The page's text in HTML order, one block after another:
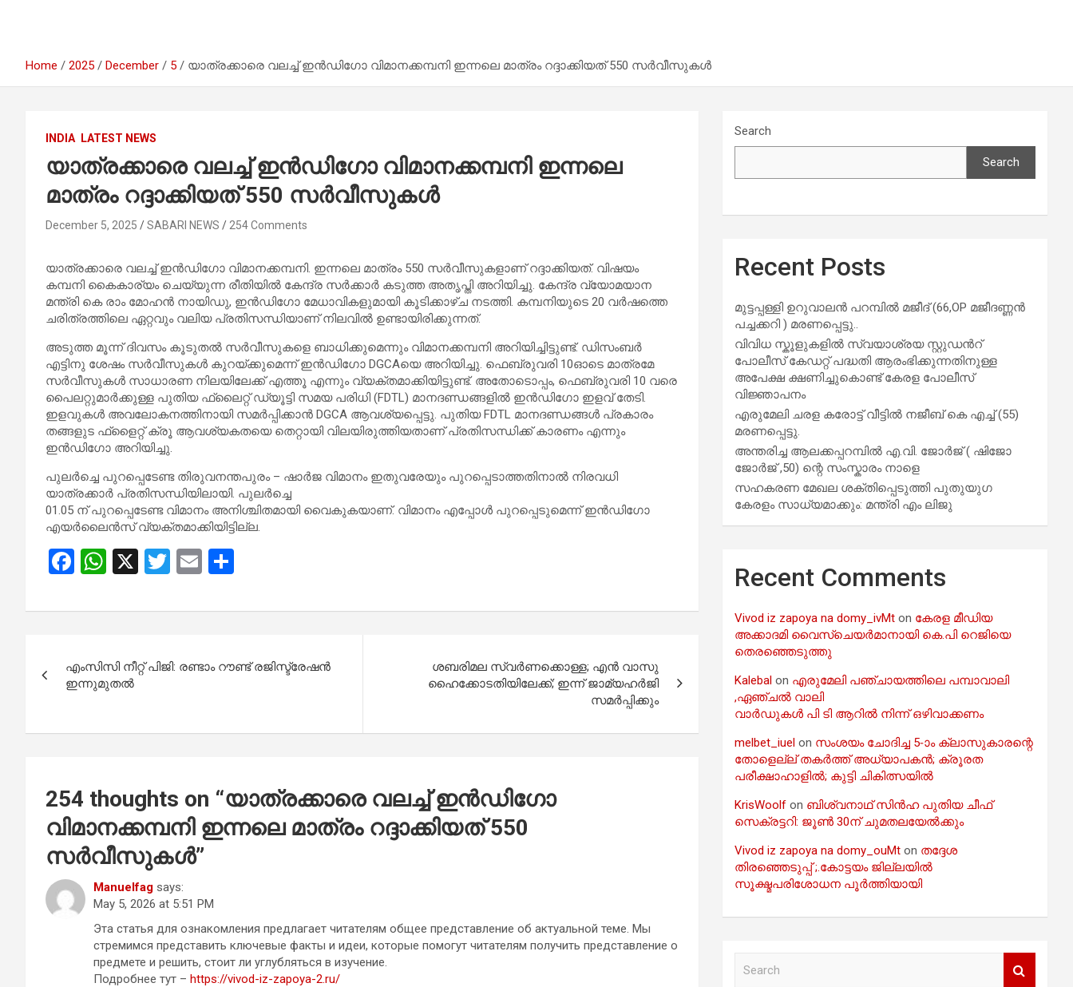
Home 2025 December 5 യാത്രക്കാരെ വലച്ച് ഇന്‍ഡിഗോ വിമാനക്കമ്പനി ഇന്നലെ മാത്രം റദ്ദാക്കിയത് 550 സര്‍വീസുകള്‍
INDIA LATEST NEWS
യാത്രക്കാരെ വലച്ച് ഇന്‍ഡിഗോ വിമാനക്കമ്പനി ഇന്നലെ
മാത്രം റദ്ദാക്കിയത് 550 സര്‍വീസുകള്‍
December 5, 2025 SABARI NEWS 254 Comments
യാത്രക്കാരെ വലച്ച് ഇന്‍ഡിഗോ വിമാനക്കമ്പനി. ഇന്നലെ മാത്രം 550 സര്‍വീസുകളാണ് റദ്ദാക്കിയത്. വിഷയം
കമ്പനി കൈകാര്യം ചെയ്യുന്ന രീതിയില്‍ കേന്ദ്ര സര്‍ക്കാര്‍ കടുത്ത അതൃപ്തി അറിയിച്ചു. കേന്ദ്ര വ്യോമയാന
മന്ത്രി കെ രാം മോഹന്‍ നായിഡു, ഇന്‍ഡിഗോ മേധാവികളുമായി കൂടിക്കാഴ്ച നടത്തി. കമ്പനിയുടെ 20 വര്‍ഷത്തെ
ചരിത്രത്തിലെ ഏറ്റവും വലിയ പ്രതിസന്ധിയാണ് നിലവില്‍ ഉണ്ടായിരിക്കുന്നത്.
അടുത്ത മൂന്ന് ദിവസം കൂടുതല്‍ സര്‍വീസുകളെ ബാധിക്കുമെന്നും വിമാനക്കമ്പനി അറിയിച്ചിട്ടുണ്ട്. ഡിസംബര്‍
എട്ടിനു ശേഷം സര്‍വീസുകള്‍ കുറയ്ക്കുമെന്ന് ഇന്‍ഡിഗോ DGCAയെ അറിയിച്ചു. ഫെബ്രുവരി 10ഓടെ മാത്രമേ
സര്‍വീസുകള്‍ സാധാരണ നിലയിലേക്ക് എത്തൂ എന്നും വ്യക്തമാക്കിയിട്ടുണ്ട്. അതോടൊപ്പം, ഫെബ്രുവരി 10 വരെ
പൈലറ്റുമാര്‍ക്കുള്ള പുതിയ ഫ്‌ലൈറ്റ് ഡ്യൂട്ടി സമയ പരിധി (FDTL) മാനദണ്ഡങ്ങളില്‍ ഇന്‍ഡിഗോ ഇളവ് തേടി.
ഇളവുകള്‍ അവലോകനത്തിനായി സമര്‍പ്പിക്കാന്‍ DGCA ആവശ്യപ്പെട്ടു. പുതിയ FDTL മാനദണ്ഡങ്ങള്‍ പ്രകാരം
തങ്ങളുട ഫ്‌ളൈറ്റ് ക്രൂ ആവശ്യകതയെ തെറ്റായി വിലയിരുത്തിയതാണ് പ്രതിസന്ധിക്ക് കാരണം എന്നും
ഇന്‍ഡിഗോ അറിയിച്ചു.
പുലര്‍ച്ചെ പുറപ്പെടേണ്ട തിരുവനന്തപുരം – ഷാര്‍ജ വിമാനം ഇതുവരേയും പുറപ്പെടാത്തതിനാല്‍ നിരവധി
യാത്രക്കാര്‍ പ്രതിസന്ധിയിലായി. പുലര്‍ച്ചെ
01.05 ന് പുറപ്പെടേണ്ട വിമാനം അനിശ്ചിതമായി വൈകുകയാണ്. വിമാനം എപ്പോള്‍ പുറപ്പെടുമെന്ന് ഇന്‍ഡിഗോ
എയര്‍ലൈന്‍സ് വ്യക്തമാക്കിയിട്ടില്ല.
F
ce
o
o
W
at
A
p
X
T
tt
E
ail ar
navigation
എംസിസി നീറ്റ് പിജി: രണ്ടാം റൗണ്ട് രജിസ്ട്രേഷൻ
ഇന്നുമുതൽ
ശബരിമല സ്വര്‍ണക്കൊള്ള; എന്‍ വാസു
ഹൈക്കോടതിയിലേക്ക്; ഇന്ന് ജാമ്യഹര്‍ജി
സമര്‍പ്പിക്കും
254 thoughts on “യാത്രക്കാരെ വലച്ച് ഇന്‍ഡിഗോ
വിമാനക്കമ്പനി ഇന്നലെ മാത്രം റദ്ദാക്കിയത് 550
സര്‍വീസുകള്‍”
Manuelfag says:
May 5, 2026 at 5:51 PM
Эта статья для ознакомления предлагает читателям общее представление об актуальной теме. Мы
стремимся представить ключевые факты и идеи, которые помогут читателям получить представление о
предмете и решить, стоит ли углубляться в изучение.
Подробнее тут – https://vivod-iz-zapoya-2.ru/
Search
Search
Recent Posts
മുട്ടപ്പള്ളി ഉറുവാലൻ പറമ്പിൽ മജീദ് (66,OP മജീദണ്ണൻ
പച്ചക്കറി ) മരണപ്പെട്ടു..
വിവിധ സ്കൂളുകളില്‍ സ്വയാശ്രയ സ്റ്റുഡന്‍റ്
പോലീസ് കേഡറ്റ് പദ്ധതി ആരംഭിക്കുന്നതിനുള്ള
അപേക്ഷ ക്ഷണിച്ചുകൊണ്ട് കേരള പോലീസ്
വിജ്ഞാപനം
എരുമേലി ചരള കരോട്ട് വീട്ടിൽ നജീബ് കെ എച്ച് (55)
മരണപ്പെട്ടു.
അന്തരിച്ച ആ​ല​ക്ക​പ്പ​റമ്പിൽ​ എ.​വി. ജോ​ർ​ജ് ( ഷിജോ
ജോർജ് ,50) ന്റെ സംസ്കാരം നാളെ
സഹകരണ മേഖല ശക്തിപ്പെടുത്തി പുതുയുഗ
കേരളം സാധ്യമാക്കും: മന്ത്രി എം ലിജു
Recent Comments
Vivod iz zapoya na domy_ivMt on കേരള മീഡിയ
അക്കാദമി വൈസ്ചെയർമാനായി കെ.പി റെജിയെ
തെരഞ്ഞെടുത്തു
Kalebal on എരുമേലി പഞ്ചായത്തിലെ പമ്പാവാലി
,ഏഞ്ചൽ വാലി
വാർഡുകൾ പി ടി ആറിൽ നിന്ന് ഒഴിവാക്കണം
melbet_iuel on സംശയം ചോദിച്ച 5-ാം ക്ലാസുകാരന്റെ
തോളെല്ല് തകർത്ത് അധ്യാപകൻ; ക്രൂരത
പരീക്ഷാഹാളിൽ; കുട്ടി ചികിത്സയിൽ
KrisWoolf on ബിശ്വനാഥ് സിൻഹ പുതിയ ചീഫ്
സെക്രട്ടറി: ജൂൺ 30ന് ചുമതലയേൽക്കും
Vivod iz zapoya na domy_ouMt on തദ്ദേശ
തിരഞ്ഞെടുപ്പ് ;.കോട്ടയം ജില്ലയിൽ
സൂക്ഷ്മപരിശോധന പൂർത്തിയായി